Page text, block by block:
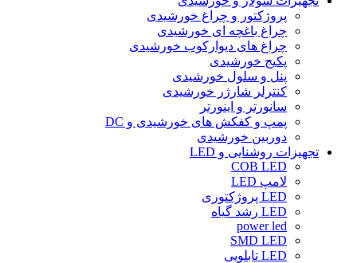
پروژکتور و چراغ خورشیدی
چراغ باغچه ای خورشیدی
چراغ های دیوارکوب خورشیدی
پکیج خورشیدی
پنل و سلول خورشیدی
کنترلر شارژر خورشیدی
سانورتر و اینورتر
پمپ و کفکش های خورشیدی و DC
دوربین خورشیدی
تجهیزات روشنایی و LED
COB LED
لامپ LED
LED پروژکتوری
LED رشد گیاه
power led
SMD LED
LED تابلویی